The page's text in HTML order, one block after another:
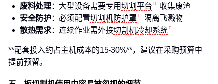
废料处理：大型设备需要专用切割平台
收集废渣
安全防护：必须配置切割机防护罩
隔离飞溅物
散热需求：连续作业需外接切割机冷却系统
**配套投入约占主机成本的15-30%**，建议在采购预算中
提前预留。